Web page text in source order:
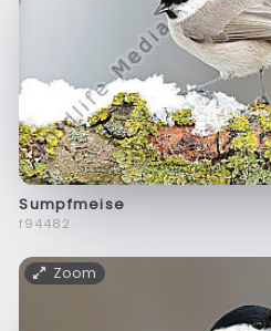
Sumpfmeise
f94482
Zoom